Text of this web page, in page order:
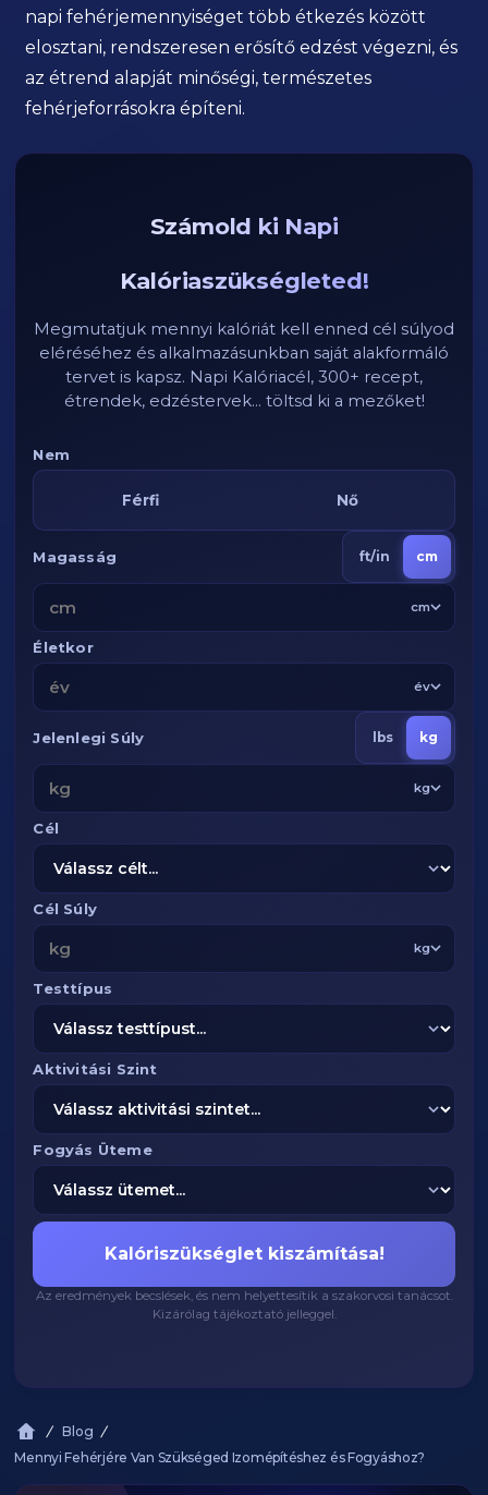
napi fehérjemennyiséget több étkezés között
elosztani, rendszeresen erősítő edzést végezni, és
az étrend alapját minőségi, természetes
fehérjeforrásokra építeni.
Számold ki Napi
Kalóriaszükségleted!
Megmutatjuk mennyi kalóriát kell enned cél súlyod
eléréséhez és alkalmazásunkban saját alakformáló
tervet is kapsz. Napi Kalóriacél, 300+ recept,
étrendek, edzéstervek... töltsd ki a mezőket!
Nem
Férfi Nő
Magasság ft/in cm
cm
Életkor
év
Jelenlegi Súly lbs kg
kg
Cél
Cél Súly
kg
Testtípus
Aktivitási Szint
Fogyás Üteme
Kalóriszükséglet kiszámítása!
Az eredmények becslések, és nem helyettesítik a szakorvosi tanácsot.
Kizárólag tájékoztató jelleggel.
Blog
Mennyi Fehérjére Van Szükséged Izomépítéshez és Fogyáshoz?